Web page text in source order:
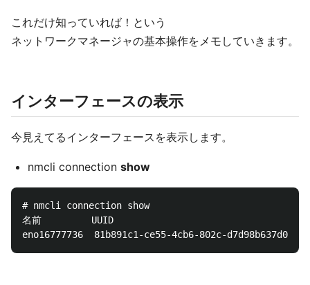
これだけ知っていれば！という
ネットワークマネージャの基本操作をメモしていきます。
インターフェースの表示
今見えてるインターフェースを表示します。
nmcli connection show
# nmcli connection show
名前         UUID                                  タイ